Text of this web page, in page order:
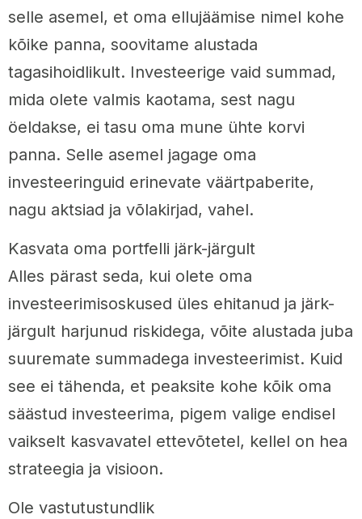
selle asemel, et oma ellujäämise nimel kohe
kõike panna, soovitame alustada
tagasihoidlikult. Investeerige vaid summad,
mida olete valmis kaotama, sest nagu
öeldakse, ei tasu oma mune ühte korvi
panna. Selle asemel jagage oma
investeeringuid erinevate väärtpaberite,
nagu aktsiad ja võlakirjad, vahel.
Kasvata oma portfelli järk-järgult
Alles pärast seda, kui olete oma
investeerimisoskused üles ehitanud ja järk-
järgult harjunud riskidega, võite alustada juba
suuremate summadega investeerimist. Kuid
see ei tähenda, et peaksite kohe kõik oma
säästud investeerima, pigem valige endisel
vaikselt kasvavatel ettevõtetel, kellel on hea
strateegia ja visioon.
Ole vastutustundlik